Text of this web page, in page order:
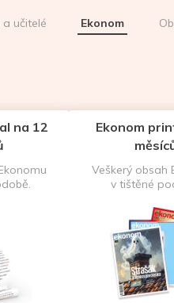
učitelé Ekonom
na 12
Ekonom
Veškerý obsah
v tištěné